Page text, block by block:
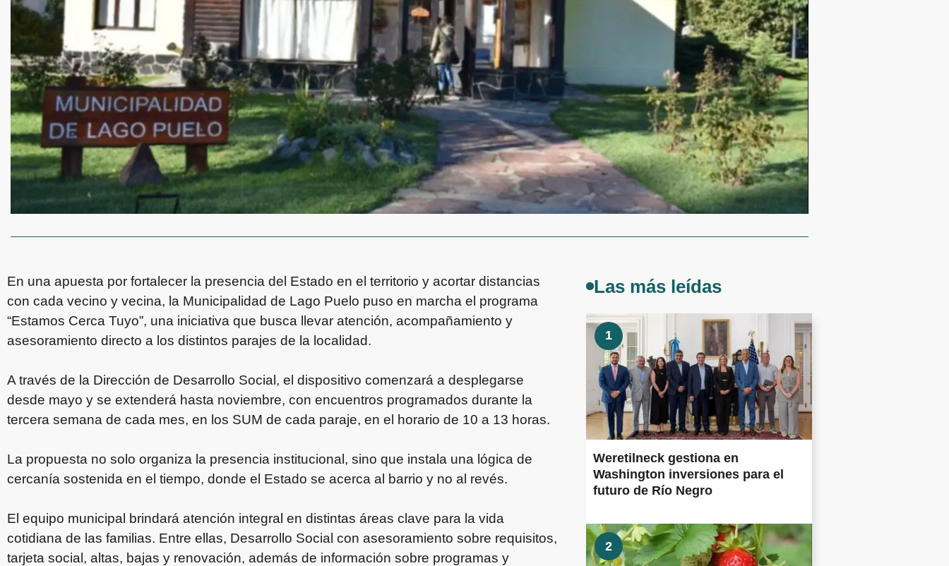
En una apuesta por fortalecer la presencia del Estado en el territorio y acortar distancias
con cada vecino y vecina, la Municipalidad de Lago Puelo puso en marcha el programa
“Estamos Cerca Tuyo”, una iniciativa que busca llevar atención, acompañamiento y
asesoramiento directo a los distintos parajes de la localidad.
A través de la Dirección de Desarrollo Social, el dispositivo comenzará a desplegarse
desde mayo y se extenderá hasta noviembre, con encuentros programados durante la
tercera semana de cada mes, en los SUM de cada paraje, en el horario de 10 a 13 horas.
La propuesta no solo organiza la presencia institucional, sino que instala una lógica de
cercanía sostenida en el tiempo, donde el Estado se acerca al barrio y no al revés.
El equipo municipal brindará atención integral en distintas áreas clave para la vida
cotidiana de las familias. Entre ellas, Desarrollo Social con asesoramiento sobre requisitos,
tarjeta social, altas, bajas y renovación, además de información sobre programas y
Las más leídas
1
Weretilneck gestiona en
Washington inversiones para el
futuro de Río Negro
2